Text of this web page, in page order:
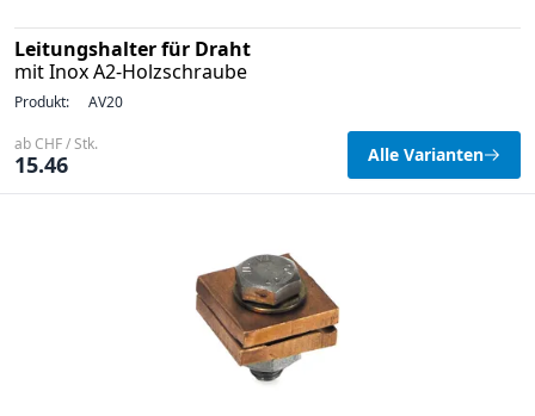
Leitungshalter für Draht
mit Inox A2-Holzschraube
Produkt: AV20
ab CHF / Stk.
15.46 Alle Varianten